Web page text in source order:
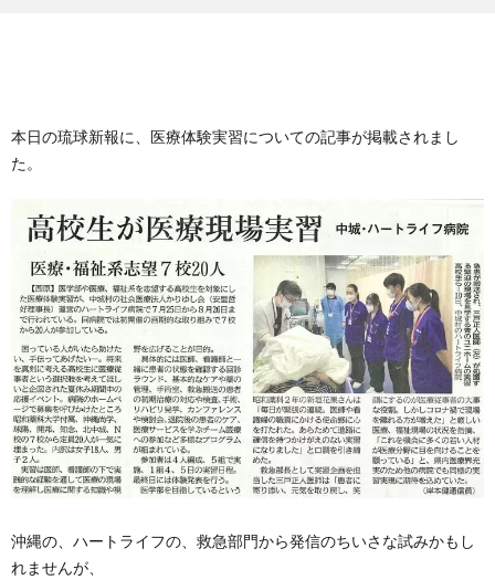
本日の琉球新報に、医療体験実習についての記事が掲載されまし
た。
沖縄の、ハートライフの、救急部門から発信のちいさな試みかもし
れませんが、